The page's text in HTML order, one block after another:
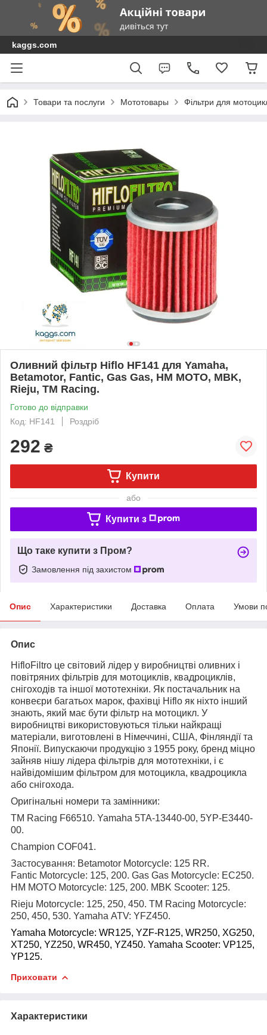
kaggs.com
Товари та послуги Мототовары Фільтри для
Оливний фільтр Hiflo HF141 для Yamaha,
Betamotor, Fantic, Gas Gas, HM MOTO, MBK,
Rieju, TM Racing.
Готово до відправки
Код: HF141
Роздріб
292 ₴
Купити
або
Купити з
Що таке купити з Пром?
Замовлення під захистом
Опис Характеристики Доставка Оплата Умови
Опис
HifloFiltro це світовий лідер у виробництві оливних і
повітряних фільтрів для мотоциклів, квадроциклів,
снігоходів та іншої мототехніки. Як постачальник на
конвеєри багатьох марок, фахівці Hiflo як ніхто інший
знають, який має бути фільтр на мотоцикл. У
виробництві використовуються тільки найкращі
матеріали, виготовлені в Німеччині, США, Фінляндії та
Японії. Випускаючи продукцію з 1955 року, бренд міцно
зайняв нішу лідера фільтрів для мототехніки, і є
найвідомішим фільтром для мотоцикла, квадроцикла
або снігохода.
Оригінальні номери та замінники:
TM Racing F66510. Yamaha 5TA-13440-00, 5YP-E3440-
00.
Champion COF041.
Застосування: Betamotor Motorcycle: 125 RR.
Fantic Motorcycle: 125, 200. Gas Gas Motorcycle: EC250.
HM MOTO Motorcycle: 125, 200. MBK Scooter: 125.
Rieju Motorcycle: 125, 250, 450. TM Racing Motorcycle:
250, 450, 530. Yamaha ATV: YFZ450.
Yamaha Motorcycle: WR125, YZF-R125, WR250, XG250,
XT250, YZ250, WR450, YZ450. Yamaha Scooter: VP125,
YP125.
Приховати
Характеристики